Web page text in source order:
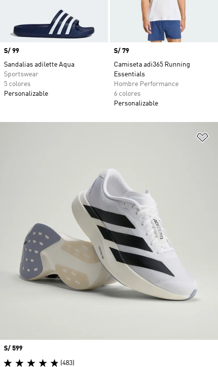
Precio
S/ 99
Sandalias adilette Aqua
Sportswear
5 colores
Personalizable
Precio
S/ 79
Camiseta adi365 Running
Essentials
Hombre Performance
6 colores
Personalizable
Precio
S/ 599
(483)